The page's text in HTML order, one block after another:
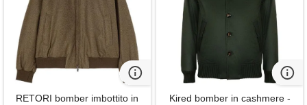
RETORI bomber imbottito in
Kired bomber in cashmere -